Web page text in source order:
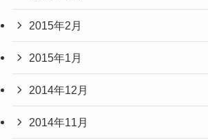
2015年2月
2015年1月
2014年12月
2014年11月